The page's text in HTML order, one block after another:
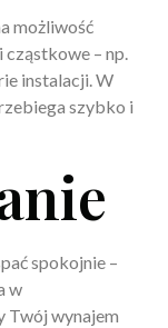
możliwość
– np.
instalacji. W
szybko i
spokojnie –
w
Twój wynajem